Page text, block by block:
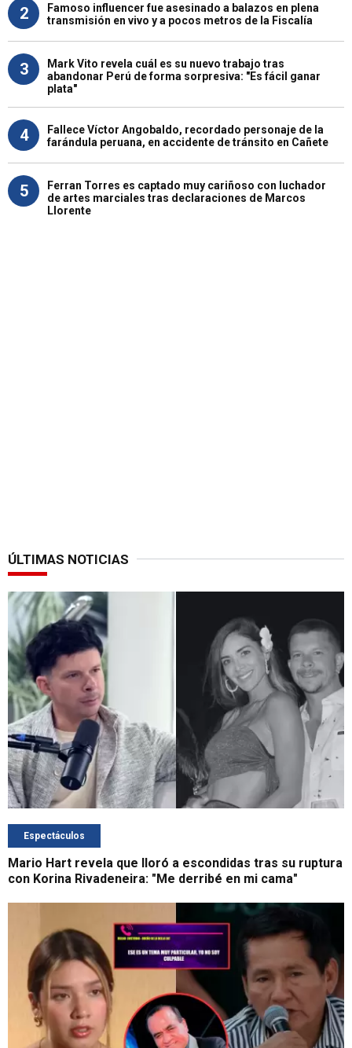
2
Famoso influencer fue asesinado a balazos en plena
transmisión en vivo y a pocos metros de la Fiscalía
3
Mark Vito revela cuál es su nuevo trabajo tras
abandonar Perú de forma sorpresiva: "Es fácil ganar
plata"
4
Fallece Víctor Angobaldo, recordado personaje de la
farándula peruana, en accidente de tránsito en Cañete
5
Ferran Torres es captado muy cariñoso con luchador
de artes marciales tras declaraciones de Marcos
Llorente
ÚLTIMAS NOTICIAS
Espectáculos
Mario Hart revela que lloró a escondidas tras su ruptura
con Korina Rivadeneira: "Me derribé en mi cama"